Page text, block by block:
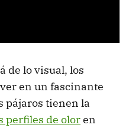
de lo visual, los
en un fascinante
pájaros tienen la
perfiles de oloren